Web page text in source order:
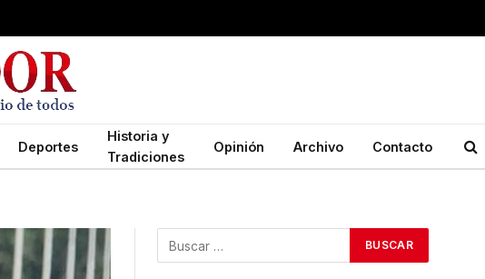
Deportes
Historia y
Tradiciones
Opinión Archivo Contacto